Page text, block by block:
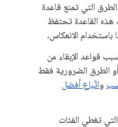
التي تمنع قاعدة
هذه القاعدة تحتفظ
باستخدام الانعكاس.
قواعد الإبقاء من
الطرق الضرورية فقط
واتّباع أفضل
تغطي الفئات